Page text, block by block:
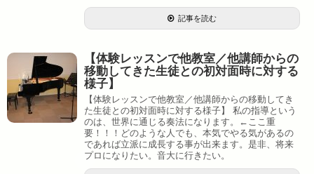
記事を読む
【体験レッスンで他教室／他講師からの
移動してきた生徒との初対面時に対する
様子】
【体験レッスンで他教室／他講師からの移動してき
た生徒との初対面時に対する様子】 私の指導という
のは、世界に通じる奏法になります。←ここ重
要！！！どのような人でも、本気でやる気があるの
であれば立派に成長する事が出来ます。是非、将来
プロになりたい。音大に行きたい。